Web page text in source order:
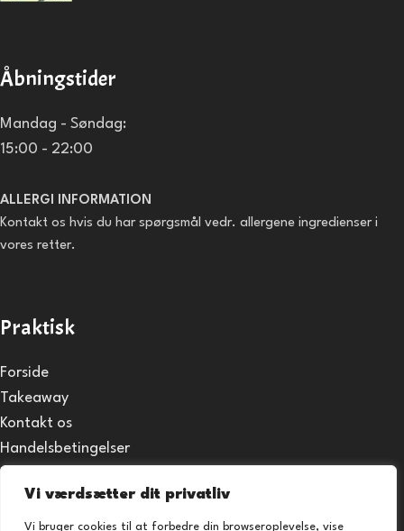
Vi værdsætter dit privatliv
Vi bruger cookies til at forbedre din browseroplevelse, vise
Åbningstider
Mandag - Søndag:
15:00 - 22:00
ALLERGI INFORMATION
Kontakt os hvis du har spørgsmål vedr. allergene ingredienser i
vores retter.
Praktisk
Forside
Takeaway
Kontakt os
Handelsbetingelser
Privatlivspolitik